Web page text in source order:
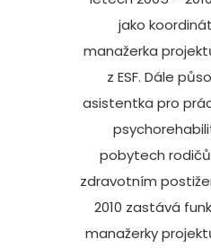
jako
manažerka
z ESF. Dále
asistentka pro
pobytech
zdravotním
2010 zastává
manažerky